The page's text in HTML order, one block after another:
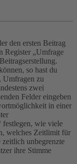
den ersten Beitrag
Register „Umfrage
so hast du
Umfragen zu
zwei
Felder eingeben
in einer
festlegen, wie viele
welches Zeitlimit für
unbegrenzte
ihre Stimme